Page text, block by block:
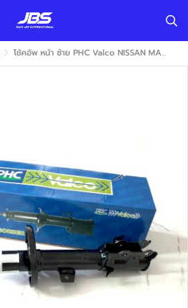
โช้คอัพ หน้า ซ้าย PHC Valco NISSAN MARCH 2012-2020 (นิสสัน มาร์ช) แก๊ส